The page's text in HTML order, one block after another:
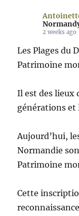
2 weeks ago
Les Plages du
Patrimoine
Il est des lieux
générations et
Aujourd’hui,
Normandie
Patrimoine
Cette